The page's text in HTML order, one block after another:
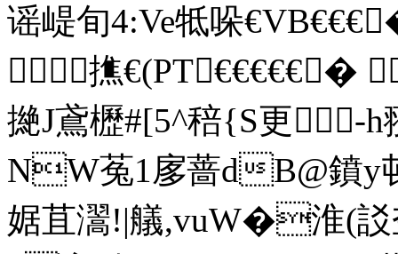
谣崼旬4:Ve牴哚
撨€(PT€€€€€�
撧J鳶櫪#[5^稖{S更 -
NW菟1扅蔷dB@鐼y
婮苴瀥!|艤,vuW�淮(訤